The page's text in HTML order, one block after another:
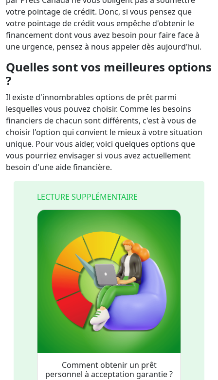
votre pointage de crédit. Donc, si vous pensez que
votre pointage de crédit vous empêche d'obtenir le
financement dont vous avez besoin pour faire face à
une urgence, pensez à nous appeler dès aujourd'hui.
Quelles sont vos meilleures options
?
Il existe d'innombrables options de prêt parmi
lesquelles vous pouvez choisir. Comme les besoins
financiers de chacun sont différents, c'est à vous de
choisir l'option qui convient le mieux à votre situation
unique. Pour vous aider, voici quelques options que
vous pourriez envisager si vous avez actuellement
besoin d'une aide financière.
LECTURE SUPPLÉMENTAIRE
Comment obtenir un prêt
personnel à acceptation garantie ?